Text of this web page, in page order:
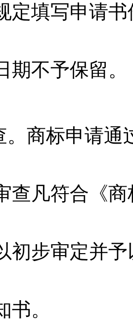
定填写申请
期不予保留。
。商标申请
查凡符合《
初步审定并
书。